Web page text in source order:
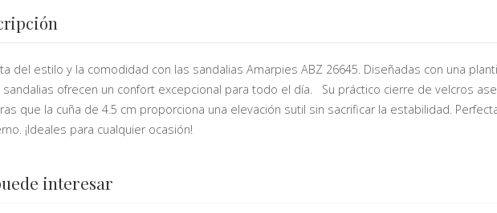
del estilo y la comodidad con las sandalias Amarpies ABZ 26645. Diseñadas con una
ofrecen un confort excepcional para todo el día. Su práctico cierre de velcros
que la cuña de 4.5 cm proporciona una elevación sutil sin sacrificar la estabilidad.
¡Ideales para cualquier ocasión!
interesar